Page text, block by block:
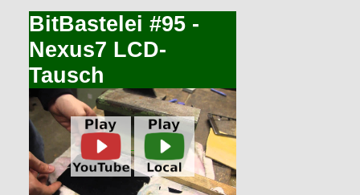
BitBastelei #95 -
Nexus7 LCD-
Tausch